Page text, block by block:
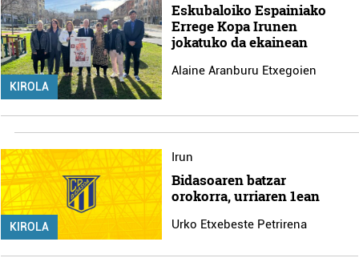
KIROLA
Eskubaloiko Espainiako
Errege Kopa Irunen
jokatuko da ekainean
Alaine Aranburu Etxegoien
KIROLA
Irun
Bidasoaren batzar
orokorra, urriaren 1ean
Urko Etxebeste Petrirena